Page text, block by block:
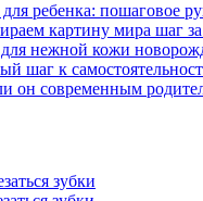
ребенка: пошаговое
картину мира шаг
нежной кожи
шаг к
он современным
зубки